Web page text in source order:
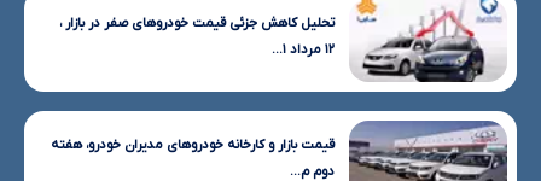
تحلیل کاهش جزئی قیمت خودروهای صفر در بازار ،
۱۲ مرداد ۱...
قیمت بازار و کارخانه خودروهای مدیران خودرو، هفته
دوم م...